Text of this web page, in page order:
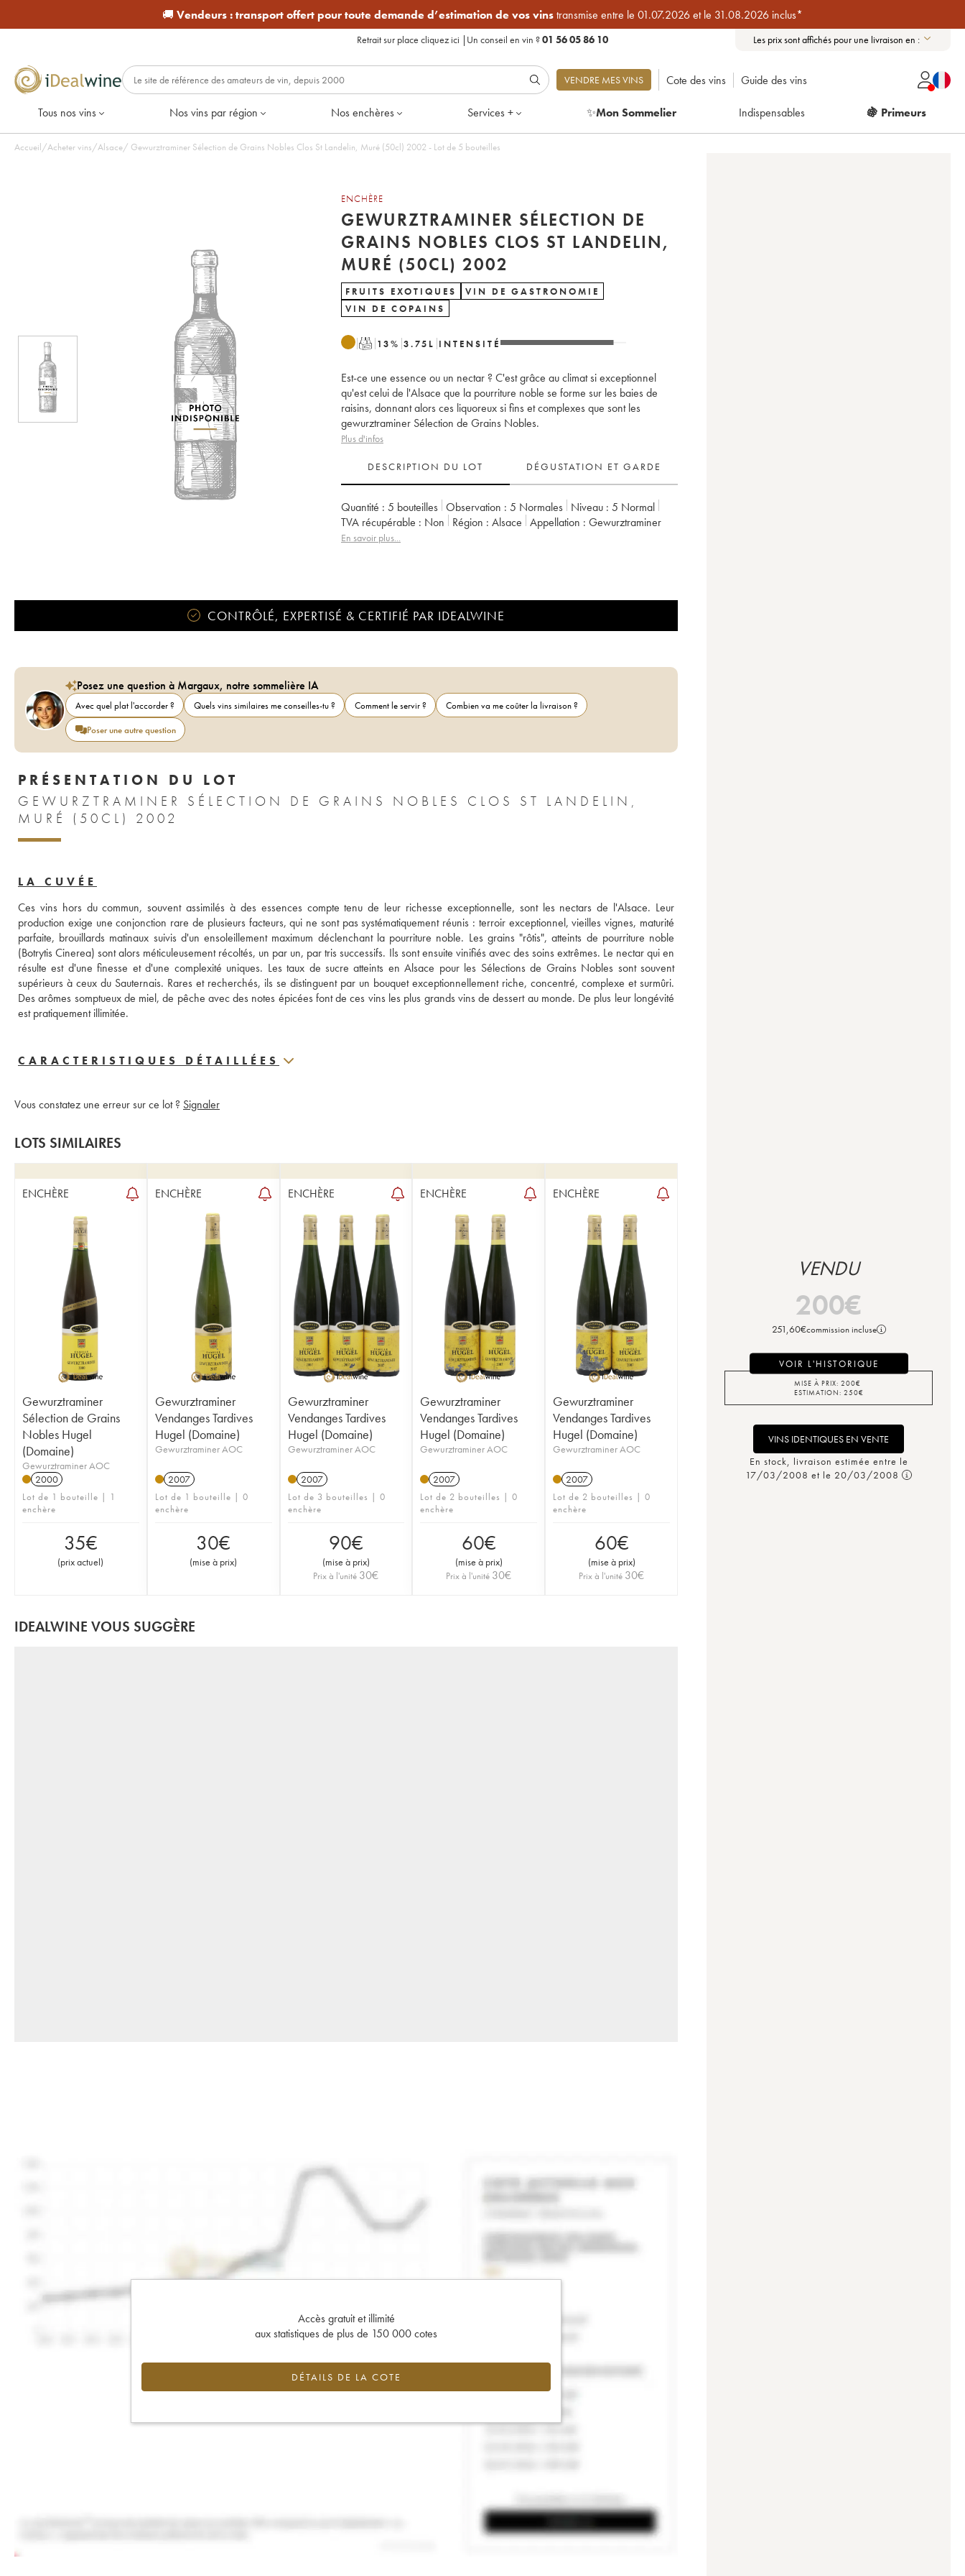
🚚 Vendeurs :transport offert pour toute demande d’estimation de vos vinstransmise entre le 01.07.2026 et le 31.08.2026 inclus*
Retrait sur place cliquez ici | Un conseil en vin ?01 56 05 86 10 Les prix sont affichés pour une livraison en :
VENDRE MES VINS Cote des vins Guide des vins
Tous nos vins Nos vins par région Nos enchères Services + ✨Mon Sommelier Indispensables 🍇 Primeurs
Accueil/Acheter vins/Alsace/ Gewurztraminer Sélection de Grains Nobles Clos St Landelin, Muré (50cl) 2002 - Lot de 5 bouteilles
ENCHÈRE
GEWURZTRAMINER SÉLECTION DE
GRAINS NOBLES CLOS ST LANDELIN,
MURÉ (50CL) 2002
FRUITS EXOTIQUES
VIN DE GASTRONOMIE
VIN DE COPAINS
T 13% 3.75 L INTENSITÉ
Est-ce une essence ou un nectar ? C'est grâce au climat si exceptionnel
qu'est celui de l'Alsace que la pourriture noble se forme sur les baies de
raisins, donnant alors ces liquoreux si fins et complexes que sont les
gewurztraminer Sélection de Grains Nobles.
Plus d'infos
DESCRIPTION DU LOT DÉGUSTATION ET GARDE
Quantité : 5 bouteilles Observation : 5 Normales Niveau : 5 Normal
TVA récupérable :
non Région : Alsace Appellation : Gewurztraminer
En savoir plus...
CONTRÔLÉ, EXPERTISÉ & CERTIFIÉ PAR IDEALWINE
Posez une question à Margaux, notre sommelière IA
Avec quel plat l'accorder ? Quels vins similaires me conseilles-tu ? Comment le servir ?
Combien va me coûter la livraison ?
Poser une autre question
PRÉSENTATION DU LOT
GEWURZTRAMINER SÉLECTION DE GRAINS NOBLES CLOS ST LANDELIN,
MURÉ (50CL) 2002
LA CUVÉE
Ces vins hors du commun, souvent assimilés à des essences compte tenu de leur richesse exceptionnelle, sont les nectars de l'Alsace. Leur
production exige une conjonction rare de plusieurs facteurs, qui ne sont pas systématiquement réunis : terroir exceptionnel, vieilles vignes, maturité
parfaite, brouillards matinaux suivis d'un ensoleillement maximum déclenchant la pourriture noble. Les grains "rôtis", atteints de pourriture noble
(Botrytis Cinerea) sont alors méticuleusement récoltés, un par un, par tris successifs. Ils sont ensuite vinifiés avec des soins extrêmes. Le nectar qui en
résulte est d'une finesse et d'une complexité uniques. Les taux de sucre atteints en Alsace pour les Sélections de Grains Nobles sont souvent
supérieurs à ceux du Sauternais. Rares et recherchés, ils se distinguent par un bouquet exceptionnellement riche, concentré, complexe et surmûri.
Des arômes somptueux de miel, de pêche avec des notes épicées font de ces vins les plus grands vins de dessert au monde. De plus leur longévité
est pratiquement illimitée.
CARACTERISTIQUES DÉTAILLÉES
Vous constatez une erreur sur ce lot ? Signaler
LOTS SIMILAIRES
ENCHÈRE
Gewurztraminer
Sélection de Grains
Nobles Hugel
(Domaine)
Gewurztraminer AOC
2000
Lot de 1 bouteille | 1
enchère
35€
(prix actuel)
ENCHÈRE
Gewurztraminer
Vendanges Tardives
Hugel (Domaine)
Gewurztraminer AOC
2007
Lot de 1 bouteille | 0
enchère
30€
(mise à prix)
ENCHÈRE
Gewurztraminer
Vendanges Tardives
Hugel (Domaine)
Gewurztraminer AOC
2007
Lot de 3 bouteilles | 0
enchère
90€
(mise à prix)
Prix à l'unité 30€
ENCHÈRE
Gewurztraminer
Vendanges Tardives
Hugel (Domaine)
Gewurztraminer AOC
2007
Lot de 2 bouteilles | 0
enchère
60€
(mise à prix)
Prix à l'unité 30€
ENCHÈRE
Gewurztraminer
Vendanges Tardives
Hugel (Domaine)
Gewurztraminer AOC
2007
Lot de 2 bouteilles | 0
enchère
60€
(mise à prix)
Prix à l'unité 30€
IDEALWINE VOUS SUGGÈRE
Accès gratuit et illimité
aux statistiques de plus de 150 000 cotes
DÉTAILS DE LA COTE
VENDU
200€
251,60€commission incluse
VOIR L'HISTORIQUE
MISE À PRIX: 200€
ESTIMATION: 250€
VINS IDENTIQUES EN VENTE
En stock, livraison estimée entre le
17/03/2008 et le 20/03/2008